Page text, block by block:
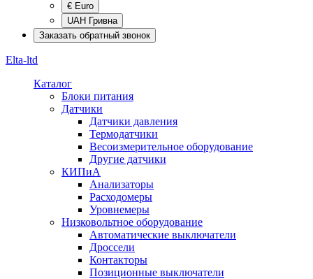
€ Euro
UAH Гривна
Заказать обратный звонок
Elta-ltd
Каталог
Блоки питания
Датчики
Датчики давления
Термодатчики
Весоизмерительное оборудование
Другие датчики
КИПиА
Анализаторы
Расходомеры
Уровнемеры
Низковольтное оборудование
Автоматические выключатели
Дроссели
Контакторы
Позиционные выключатели